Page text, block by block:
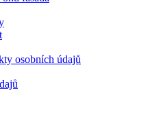
osobních údajů